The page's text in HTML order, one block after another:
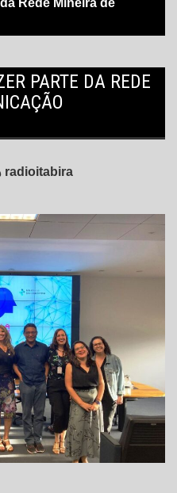
Rede Mineira de
PARTE DA REDE
radioitabira